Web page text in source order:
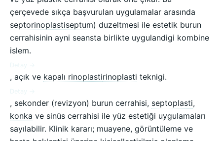
çerçevede sıkça başvurulan uygulamalar arasında
septorinoplastiseptum) duzeltmesi ile estetik burun
cerrahisinin ayni seansta birlikte uygulandigi kombine
islem.
, açık ve kapalı rinoplastirinoplasti teknigi.
, sekonder (revizyon) burun cerrahisi, septoplasti,
konka ve sinüs cerrahisi ile yüz estetiği uygulamaları
sayılabilir. Klinik kararı; muayene, görüntüleme ve